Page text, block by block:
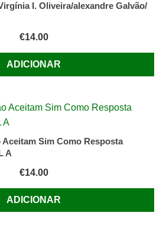
I. Oliveira/alexandre Galvão/
€14.00
ADICIONAR
Sim Como Resposta
A
€14.00
ADICIONAR